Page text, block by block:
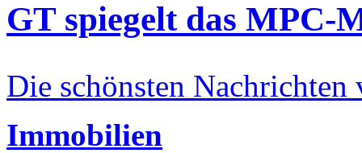
GT spiegelt das MPC-
Die schönsten Nachrichten
Immobilien